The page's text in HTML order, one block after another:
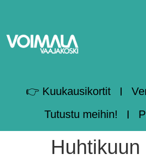
👉 Kuukausikortit
Tutustu meihin!